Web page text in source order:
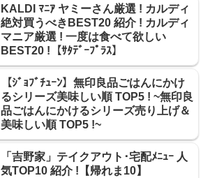
KALDI ﾏﾆｱ ヤミーさん厳選 ! カルディ
絶対買うべきBEST20 紹介 ! カルディ
マニア厳選 ! 一度は食べて欲しい
BEST20 !【ｻﾀﾃﾞｰﾌﾟﾗｽ】
【ｼﾞｮﾌﾞﾁｭｰﾝ】無印良品ごはんにかけ
るシリーズ美味しい順 TOP5 ! ~無印良
品ごはんにかけるシリーズ売り上げ＆
美味しい順 TOP5 !~
「吉野家」テイクアウト･宅配ﾒﾆｭｰ 人
気TOP10 紹介 !【帰れま10】